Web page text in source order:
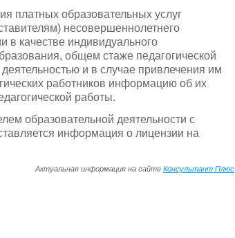
платных образовательных услуг
несовершеннолетнего
в качестве индивидуального
общем стаже педагогической
и в случае привлечения им
работников информацию об их
работы.
образовательной деятельности с
информация о лицензии на
Актуальная информация на сайте Консультант Плюс